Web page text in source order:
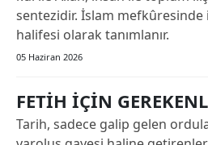
sentezidir. İslam
halifesi olarak tanımlanır.
05 Haziran 2026
FETİH İÇİN
Tarih, sadece galip gelen